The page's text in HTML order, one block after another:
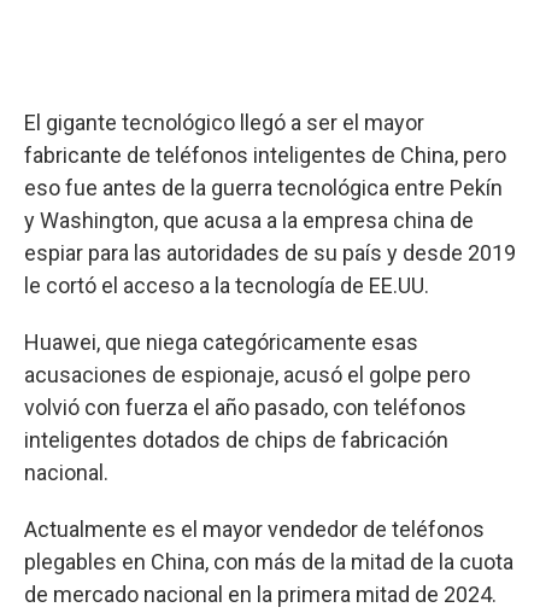
El gigante tecnológico llegó a ser el mayor
fabricante de teléfonos inteligentes de China, pero
eso fue antes de la guerra tecnológica entre Pekín
y Washington, que acusa a la empresa china de
espiar para las autoridades de su país y desde 2019
le cortó el acceso a la tecnología de EE.UU.
Huawei, que niega categóricamente esas
acusaciones de espionaje, acusó el golpe pero
volvió con fuerza el año pasado, con teléfonos
inteligentes dotados de chips de fabricación
nacional.
Actualmente es el mayor vendedor de teléfonos
plegables en China, con más de la mitad de la cuota
de mercado nacional en la primera mitad de 2024.